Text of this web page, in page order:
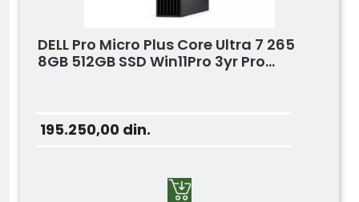
DELL Pro Micro Plus Core Ultra 7 265
8GB 512GB SSD Win11Pro 3yr Pro...
195.250,00 din.